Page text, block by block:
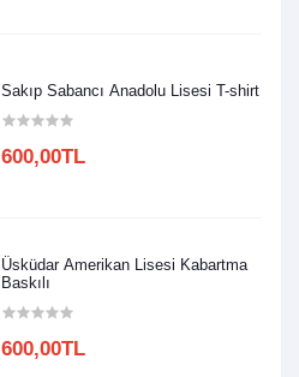
Sakıp Sabancı Anadolu Lisesi T-shirt
600,00TL
Üsküdar Amerikan Lisesi Kabartma
Baskılı
600,00TL